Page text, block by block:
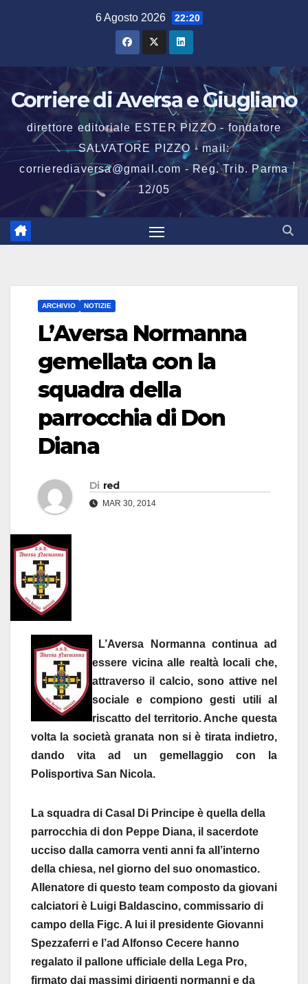
6 Agosto 2026 22:20
Corriere di Aversa e Giugliano
direttore editoriale ESTER PIZZO - fondatore
SALVATORE PIZZO - mail:
corrierediaversa@gmail.com - Reg. Trib. Parma
12/05
ARCHIVIO NOTIZIE
L’Aversa Normanna
gemellata con la
squadra della
parrocchia di Don
Diana
Di red
MAR 30, 2014
L’Aversa Normanna continua ad
essere vicina alle realtà locali che,
attraverso il calcio, sono attive nel
sociale e compiono gesti utili al
riscatto del territorio. Anche questa
volta la società granata non si è tirata indietro,
dando vita ad un gemellaggio con la
Polisportiva San Nicola.
La squadra di Casal Di Principe è quella della
parrocchia di don Peppe Diana, il sacerdote
ucciso dalla camorra venti anni fa all’interno
della chiesa, nel giorno del suo onomastico.
Allenatore di questo team composto da giovani
calciatori è Luigi Baldascino, commissario di
campo della Figc. A lui il presidente Giovanni
Spezzaferri e l’ad Alfonso Cecere hanno
regalato il pallone ufficiale della Lega Pro,
firmato dai massimi dirigenti normanni e da